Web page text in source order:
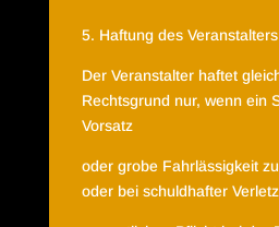
5. Haftung des Veranstalters
Der Veranstalter haftet
Rechtsgrund nur, wenn ein
Vorsatz
oder grobe Fahrlässigkeit
oder bei schuldhafter